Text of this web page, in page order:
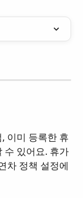
이미 등록한 휴
수 있어요. 휴가
차 정책 설정에